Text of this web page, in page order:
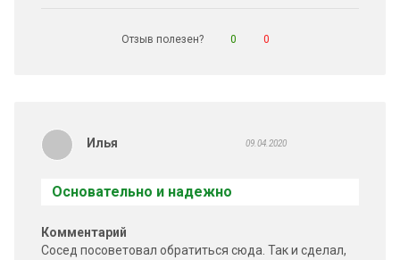
Отзыв полезен? 0 0
Илья 09.04.2020
Основательно и надежно
Комментарий
Сосед посоветовал обратиться сюда. Так и сделал,